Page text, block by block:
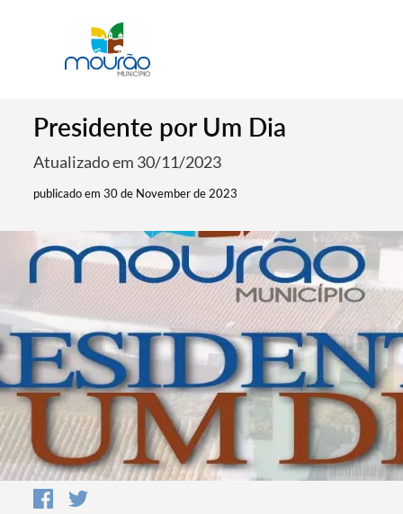
Presidente por Um Dia
Atualizado em 30/11/2023
publicado em 30 de November de 2023